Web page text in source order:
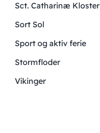
Sct. Catharinæ Kloster
Sort Sol
Sport og aktiv ferie
Stormfloder
Vikinger